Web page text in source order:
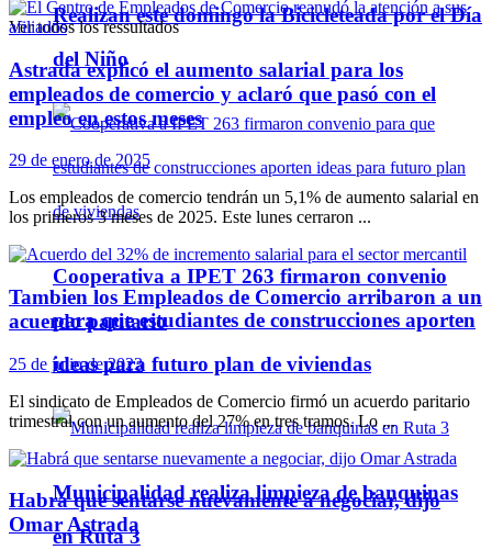
Realizan este domingo la Bicicleteada por el Día
del Niño
Cooperativa a IPET 263 firmaron convenio
para que estudiantes de construcciones aporten
ideas para futuro plan de viviendas
Municipalidad realiza limpieza de banquinas
en Ruta 3
Ver todos los ressultados
Astrada explicó el aumento salarial para los
empleados de comercio y aclaró que pasó con el
empleo en estos meses
29 de enero de 2025
Los empleados de comercio tendrán un 5,1% de aumento salarial en
los primeros 3 meses de 2025. Este lunes cerraron ...
Tambien los Empleados de Comercio arribaron a un
acuerdo paritario
25 de julio de 2023
El sindicato de Empleados de Comercio firmó un acuerdo paritario
trimestral con un aumento del 27% en tres tramos. Lo ...
Habrá que sentarse nuevamente a negociar, dijo
Omar Astrada